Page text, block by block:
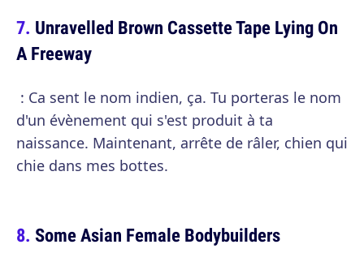
Unravelled Brown Cassette Tape Lying On
A Freeway
: Ca sent le nom indien, ça. Tu porteras le nom
d'un évènement qui s'est produit à ta
naissance. Maintenant, arrête de râler, chien qui
chie dans mes bottes.
Some Asian Female Bodybuilders